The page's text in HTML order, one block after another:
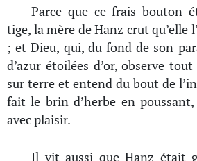
Parce que ce frais bouton
tige, la mère de Hanz crut qu’elle
; et Dieu, qui, du fond de son
d’azur étoilées d’or, observe
sur terre et entend du bout de
fait le brin d’herbe en
avec plaisir.
Il vit aussi que Hanz était